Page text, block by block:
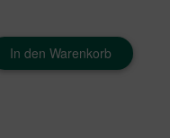
In den Warenkorb